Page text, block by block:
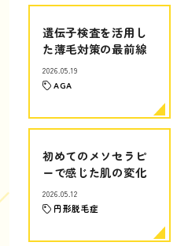
遺伝子検査を活用し
た薄毛対策の最前線
2026.05.19
AGA
初めてのメソセラピ
ーで感じた肌の変化
2026.05.12
円形脱毛症